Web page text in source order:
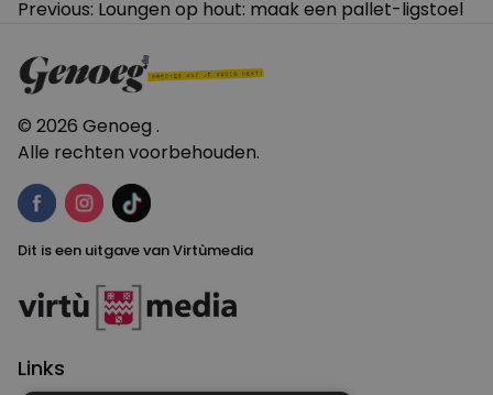
Bericht
Previous: Loungen op hout: maak een pallet-ligstoel
© 2026 Genoeg .
Alle rechten voorbehouden.
Dit is een uitgave van Virtùmedia
Links